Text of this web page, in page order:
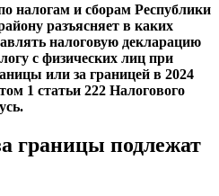
налогам и сборам Республики
разъясняет в каких
налоговую декларацию
с физических лиц при
или за границей в 2024
1 статьи 222 Налогового
границы подлежат